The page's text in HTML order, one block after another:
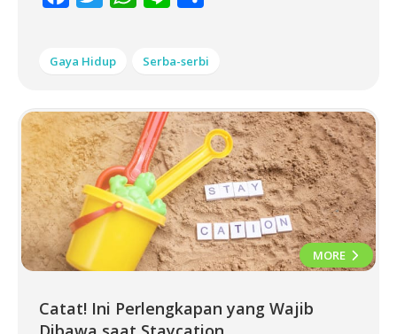
Gaya Hidup Serba-serbi
MORE
Catat! Ini Perlengkapan yang Wajib